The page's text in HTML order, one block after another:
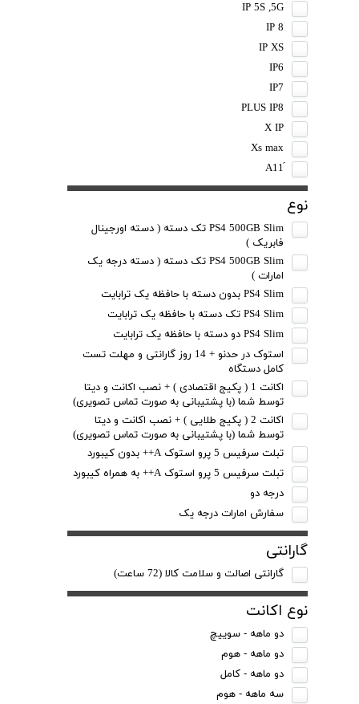
IP 5S ,5G
IP 8
IP XS
IP6
IP7
PLUS IP8
X IP
Xs max
نوع
PS4 500GB Slim تک دسته ( دسته اورجینال
فابریک )
PS4 500GB Slim تک دسته ( دسته درجه یک
امارات )
PS4 Slim بدون دسته با حافظه یک ترابایت
PS4 Slim تک دسته با حافظه یک ترابایت
PS4 Slim دو دسته با حافظه یک ترابایت
استوک در حدنو + 14 روز گارانتی و مهلت تست
کامل دستگاه
اکانت 1 ( پکیج اقتصادی ) + نصب اکانت و دیتا
توسط شما (با پشتیبانی به صورت تماس تصویری)
اکانت 2 ( پکیج طلایی ) + نصب اکانت و دیتا
توسط شما (با پشتیبانی به صورت تماس تصویری)
تبلت سرفیس 5 پرو استوک A++ بدون کیبورد
تبلت سرفیس 5 پرو استوک A++ به همراه کیبورد
درجه دو
سفارش امارات درجه یک
گارانتی
گارانتی اصالت و سلامت کالا (72 ساعت)
نوع اکانت
دو ماهه - سوییچ
دو ماهه - هوم
دو ماهه - کامل
سه ماهه - هوم